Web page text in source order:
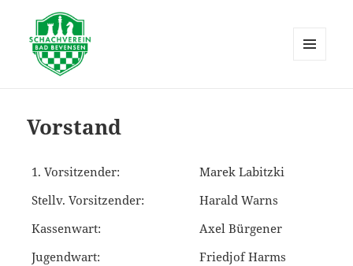
Vorstand
1. Vorsitzender:
Marek Labitzki
Stellv. Vorsitzender:
Harald Warns
Kassenwart:
Axel Bürgener
Jugendwart:
Friedjof Harms